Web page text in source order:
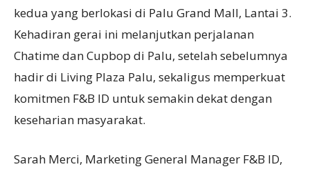
kedua yang berlokasi di Palu Grand Mall, Lantai 3.
Kehadiran gerai ini melanjutkan perjalanan
Chatime dan Cupbop di Palu, setelah sebelumnya
hadir di Living Plaza Palu, sekaligus memperkuat
komitmen F&B ID untuk semakin dekat dengan
keseharian masyarakat.
Sarah Merci, Marketing General Manager F&B ID,